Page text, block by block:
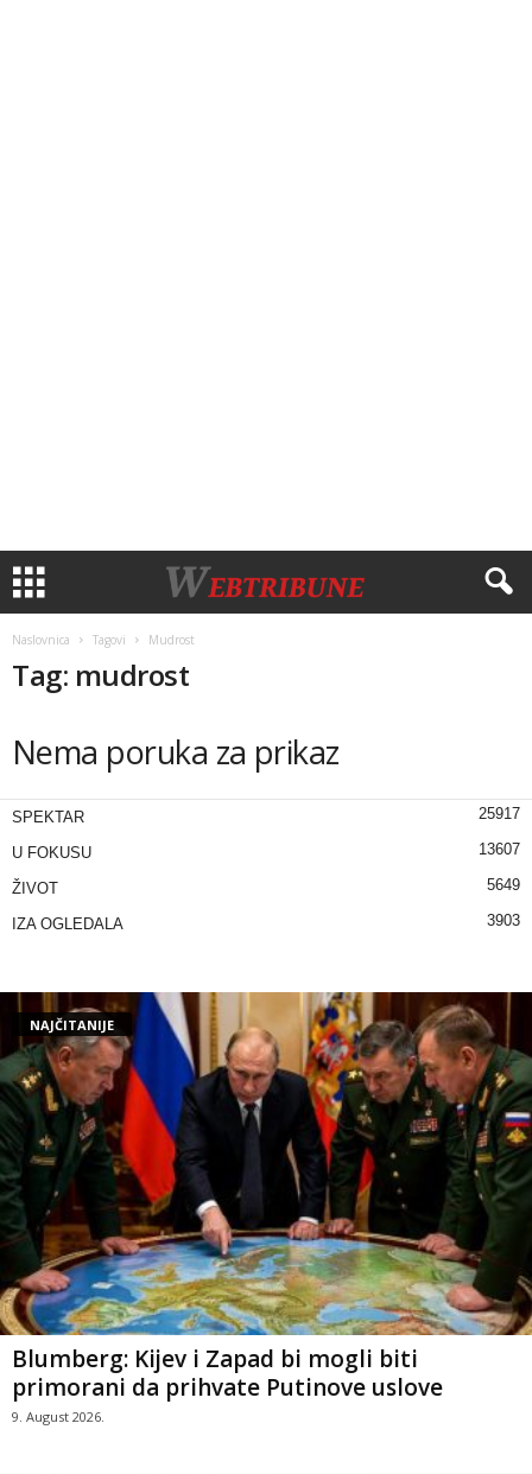
Naslovnica Tagovi Mudrost
Tag: mudrost
Nema poruka za prikaz
SPEKTAR 25917
U FOKUSU 13607
ŽIVOT 5649
IZA OGLEDALA 3903
NAJČITANIJE
Blumberg: Kijev i Zapad bi mogli biti
primorani da prihvate Putinove uslove
9. August 2026.